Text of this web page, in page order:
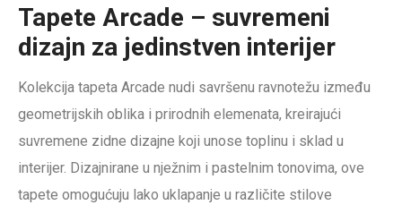
Tapete Arcade – suvremeni
dizajn za jedinstven interijer
Kolekcija tapeta Arcade nudi savršenu ravnotežu između
geometrijskih oblika i prirodnih elemenata, kreirajući
suvremene zidne dizajne koji unose toplinu i sklad u
interijer. Dizajnirane u nježnim i pastelnim tonovima, ove
tapete omogućuju lako uklapanje u različite stilove